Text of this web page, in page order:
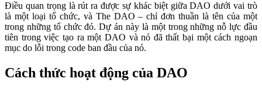
Điều quan trọng là rút ra được sự khác biệt giữa DAO dưới vai trò
là một loại tổ chức, và The DAO – chỉ đơn thuần là tên của một
trong những tổ chức đó. Dự án này là một trong những nỗ lực đầu
tiên trong việc tạo ra một DAO và nó đã thất bại một cách ngoạn
mục do lỗi trong code ban đầu của nó.
Cách thức hoạt động của DAO